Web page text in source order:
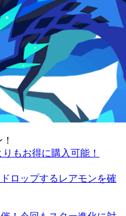
もお得に購入可能！
ロップするレアモンを確